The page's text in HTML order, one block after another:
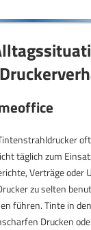
täglich zum
Verträge oder
zu selten
führen. Tinte in
Drucken